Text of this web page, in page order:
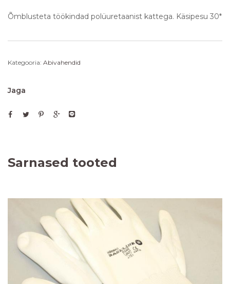
Õmblusteta töökindad polüuretaanist kattega. Käsipesu 30*
Kategooria: Abivahendid
Jaga
Sarnased tooted